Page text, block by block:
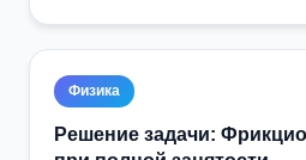
Физика
Решение задачи: